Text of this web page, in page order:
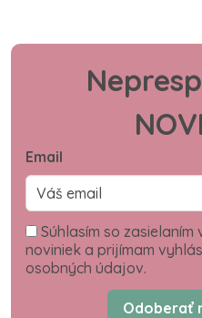
Email
Súhlasím so zasielaním
noviniek a prijímam
osobných údajov.
Odoberať